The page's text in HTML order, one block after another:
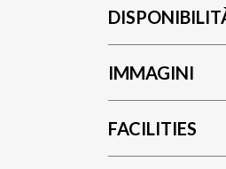
IMMAGINI
FACILITIES